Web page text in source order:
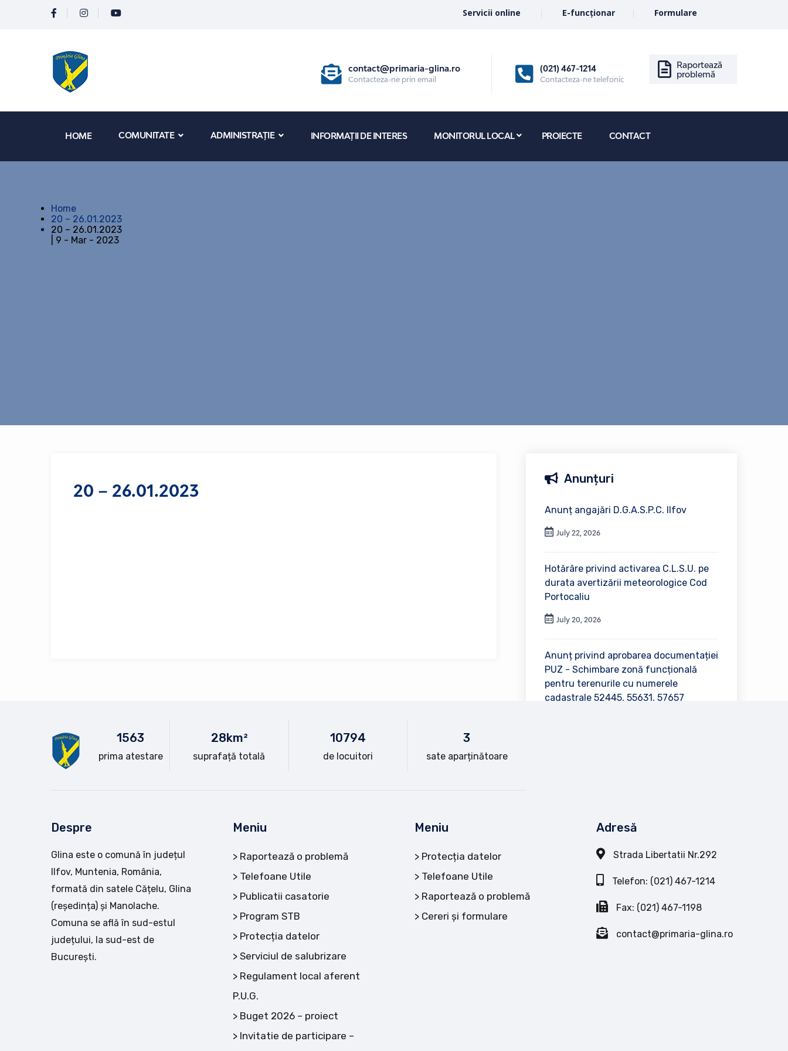
Servicii online E-funcționar Formulare
contact@primaria-glina.ro
Contacteza-ne prin email
(021) 467-1214
Contacteza-ne telefonic
Raportează
problemă
HOME COMUNITATE ADMINISTRAȚIE INFORMAȚII DE INTERES MONITORUL LOCAL PROIECTE CONTACT
Home
20 – 26.01.2023
20 – 26.01.2023
| 9 - Mar - 2023
20 – 26.01.2023
Anunțuri
Anunț angajări D.G.A.S.P.C. Ilfov
July 22, 2026
Hotărâre privind activarea C.L.S.U. pe
durata avertizării meteorologice Cod
Portocaliu
July 20, 2026
Anunț privind aprobarea documentației
PUZ - Schimbare zonă funcțională
pentru terenurile cu numerele
cadastrale 52445, 55631, 57657
1563
prima atestare
28km²
suprafață totală
10794
de locuitori
3
sate aparținătoare
Despre
Glina este o comună în județul
Ilfov, Muntenia, România,
formată din satele Cățelu, Glina
(reședința) și Manolache.
Comuna se află în sud-estul
județului, la sud-est de
București.
Meniu
Raportează o problemă
Telefoane Utile
Publicatii casatorie
Program STB
Protecția datelor
Serviciul de salubrizare
Regulament local aferent
P.U.G.
Buget 2026 – proiect
Invitatie de participare –
Meniu
Protecția datelor
Telefoane Utile
Raportează o problemă
Cereri și formulare
Adresă
Strada Libertatii Nr.292
Telefon: (021) 467-1214
Fax: (021) 467-1198
contact@primaria-glina.ro